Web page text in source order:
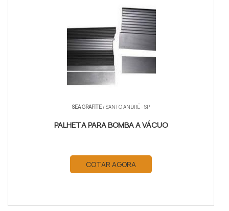
SEA GRAFITE/ SANTO ANDRÉ - SP
PALHETA PARA BOMBA A VÁCUO
COTAR AGORA